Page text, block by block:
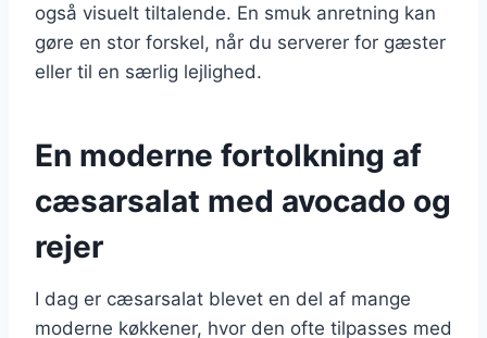
også visuelt tiltalende. En smuk anretning kan
gøre en stor forskel, når du serverer for gæster
eller til en særlig lejlighed.
En moderne fortolkning af
cæsarsalat med avocado og
rejer
I dag er cæsarsalat blevet en del af mange
moderne køkkener, hvor den ofte tilpasses med